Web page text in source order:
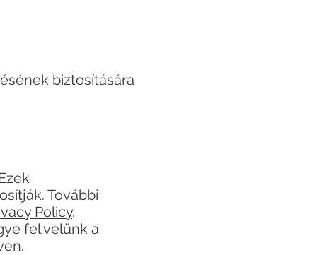
biztosítására
További
Policy.
fel velünk a